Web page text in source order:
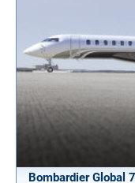
Bombardier Global